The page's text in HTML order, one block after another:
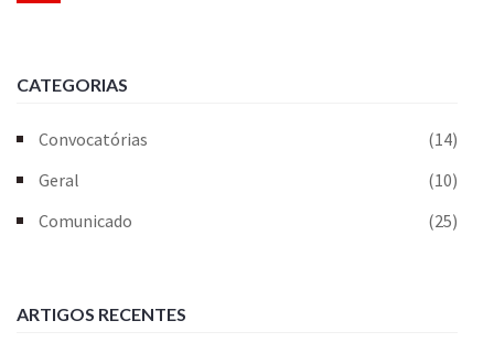
CATEGORIAS
Convocatórias
(14)
Geral
(10)
Comunicado
(25)
ARTIGOS RECENTES